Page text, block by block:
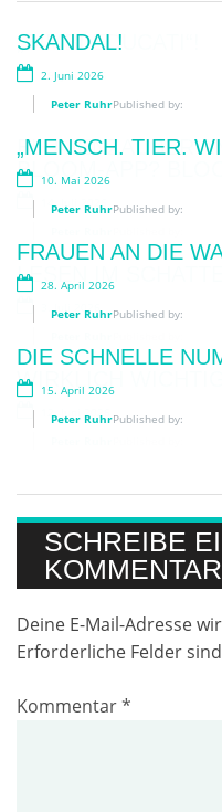
„BIMBI EDUCATI“!
29. Juli 2026
Published by:
Peter Ruhr
BLUMENZAUBER
BLOOM-APP?
LESEN IM
WIRKLICH
SKANDAL!
2. Juni 2026
Published by:
Peter Ruhr
„MENSCH. TIER.
10. Mai 2026
Published by:
Peter Ruhr
FRAUEN AN DIE
28. April 2026
Published by:
Peter Ruhr
DIE SCHNELLE
15. April 2026
Published by:
Peter Ruhr
SCHREIBE
KOMMENTAR
Deine E-Mail-Adresse
Erforderliche Felder
Kommentar*